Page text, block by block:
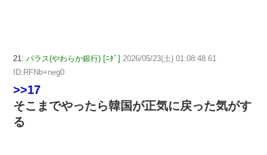
21: パラス(やわらか銀行) [ﾆﾀﾞ] 2026/05/23(土) 01:08:48.61
ID:RFNb+neg0
>>17
そこまでやったら韓国が正気に戻った気がす
る